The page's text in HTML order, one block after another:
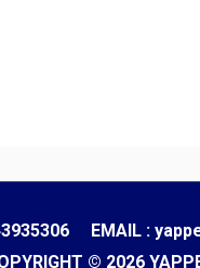
EMAIL :
© 2026